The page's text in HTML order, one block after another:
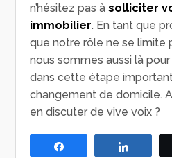
n’hésitez pas àsolliciter
immobilier. En tant que
que notre rôle ne se limite
nous sommes aussi là
dans cette étape
changement de domicile.
en discuter de vive voix ?